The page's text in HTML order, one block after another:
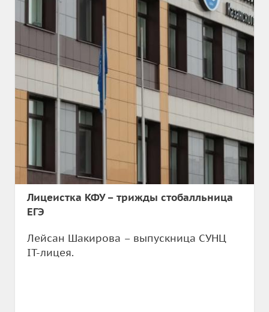
Лицеистка КФУ – трижды стобалльница
ЕГЭ
Лейсан Шакирова – выпускница СУНЦ
IT-лицея.